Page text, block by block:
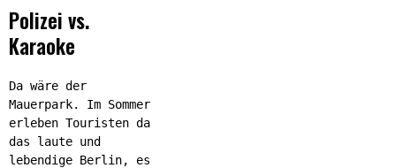
Polizei vs.
Karaoke
Da wäre der
Mauerpark. Im Sommer
erleben Touristen da
das laute und
lebendige Berlin, es